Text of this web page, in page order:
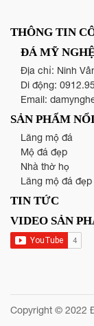
THÔNG TIN
ĐÁ MỸ
Địa chỉ: Ninh
Di động:
Email:
SẢN PHẨM
Lăng mộ đá
Mộ đá đẹp
Nhà thờ họ
Lăng mộ đá đẹp
TIN TỨC
VIDEO SẢN
Copyright © 2022